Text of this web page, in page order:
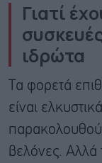
Γιατί
ιδρώτα
Τα φορετά
είναι
βελόνες. Αλλά